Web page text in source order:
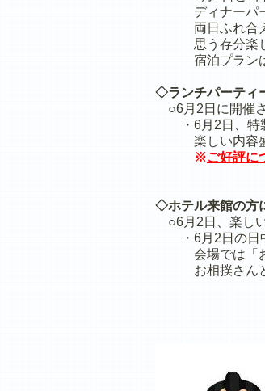
ディナーパーテ
両日ふれ合える
思う存分楽し
宿泊プラン
◇ランチパーティ
○6月2日に開催
・6月2日、特製
楽しい内容盛り
※ご好評に
◇ホテル来館の方
○6月2日、楽し
・6月2日の日中
会場では「お相
お相撲さんと